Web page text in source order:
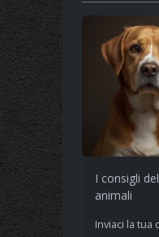
I consigli
animali
Inviaci la tua